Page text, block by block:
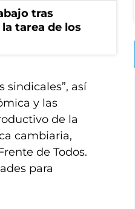
tras
tarea de los
sindicales”, así
y las
de la
cambiaria,
de Todos.
para